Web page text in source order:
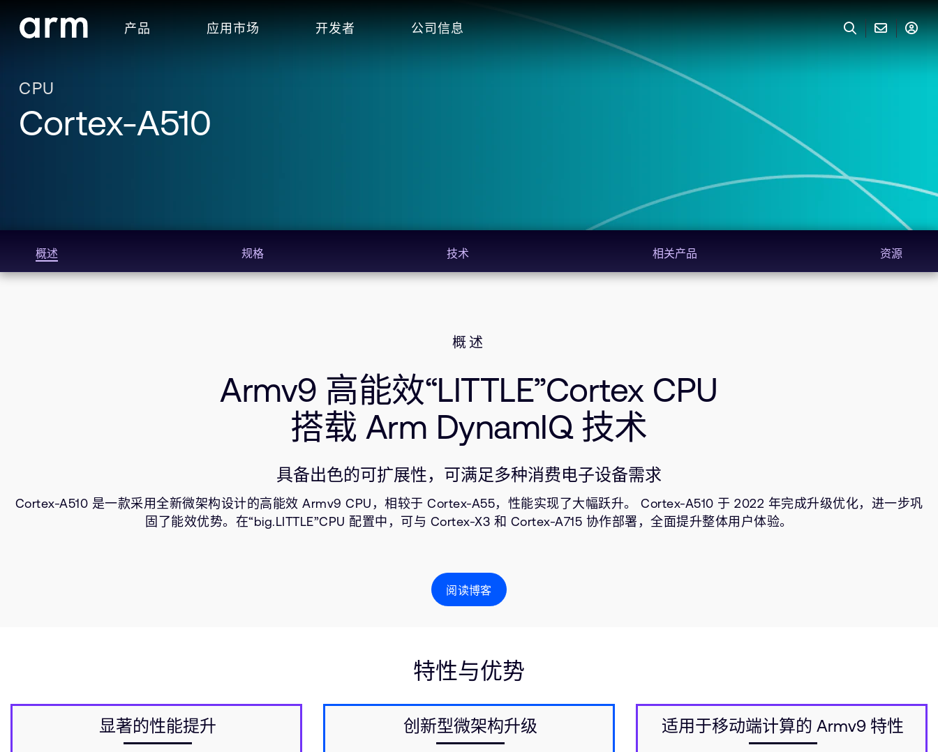
Skip to Footer
产品 应用市场 开发者 公司信息
CPU
Cortex-A510
概述 规格 技术 相关产品 资源
概述
Armv9 高能效“LITTLE”Cortex CPU
搭载 Arm DynamIQ 技术
具备出色的可扩展性，可满足多种消费电子设备需求
Cortex-A510 是一款采用全新微架构设计的高能效 Armv9 CPU，相较于 Cortex-A55，性能实现了大幅跃升。 Cortex-A510 于 2022 年完成升级优化，进一步巩
固了能效优势。在“big.LITTLE”CPU 配置中，可与 Cortex-X3 和 Cortex-A715 协作部署，全面提升整体用户体验。
阅读博客
特性与优势
显著的性能提升 创新型微架构升级 适用于移动端计算的 Armv9 特性